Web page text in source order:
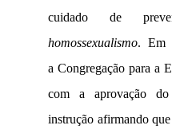
cuidado de
homossexualismo. Em
a Congregação para a
com a aprovação
instrução afirmando